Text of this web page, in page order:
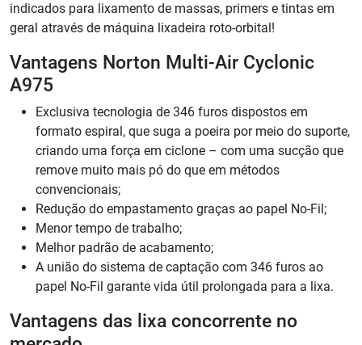
indicados para lixamento de massas, primers e tintas em
geral através de máquina lixadeira roto-orbital!
Vantagens Norton Multi-Air Cyclonic
A975
Exclusiva tecnologia de 346 furos dispostos em
formato espiral, que suga a poeira por meio do suporte,
criando uma força em ciclone – com uma sucção que
remove muito mais pó do que em métodos
convencionais;
Redução do empastamento graças ao papel No-Fil;
Menor tempo de trabalho;
Melhor padrão de acabamento;
A união do sistema de captação com 346 furos ao
papel No-Fil garante vida útil prolongada para a lixa.
Vantagens das lixa concorrente no